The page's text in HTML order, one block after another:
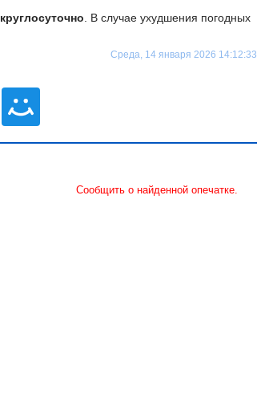
круглосуточно . В случае ухудшения погодных
Среда, 14 января 2026 14:12:33